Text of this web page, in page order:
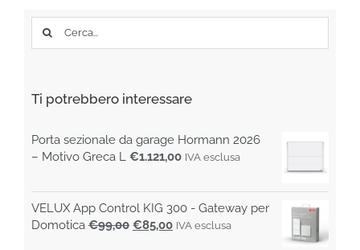
per:
Ti potrebbero interessare
Porta sezionale da garage Hormann 2026
– Motivo Greca L €1.121,00 IVA esclusa
VELUX App Control KIG 300 - Gateway per
Domotica €99,00 Il
€85,00IlIVA esclusa